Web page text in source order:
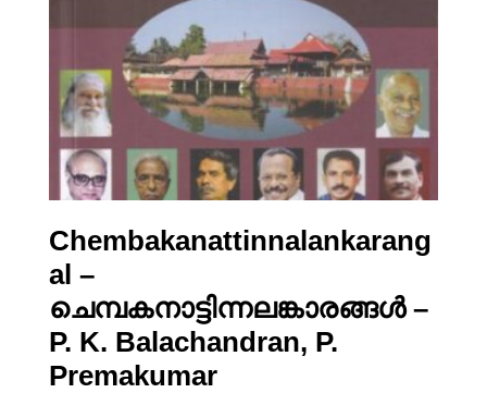
Chembakanattinnalankarang
al –
ചെമ്പകനാട്ടിന്നലങ്കാരങ്ങള്‍ –
P. K. Balachandran, P.
Premakumar